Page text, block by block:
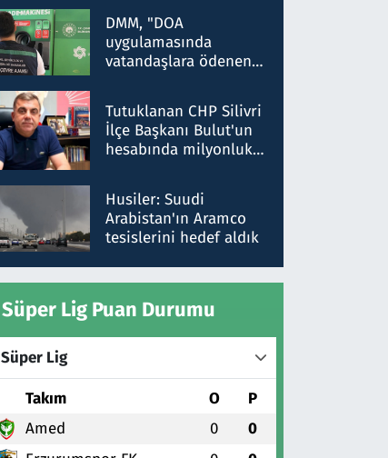
DMM, "DOA
uygulamasında
vatandaşlara ödenen
düşürüldüğü" iddiasını
yalanladı
Tutuklanan CHP Silivri
İlçe Başkanı Bulut'un
hesabında milyonluk
talimat verdi, ben
gönderdim
Husiler: Suudi
Arabistan'ın Aramco
tesislerini hedef aldık
Süper Lig Puan Durumu
Süper Lig
Takım O P
Amed 0 0